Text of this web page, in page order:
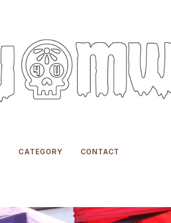
CATEGORY CONTACT